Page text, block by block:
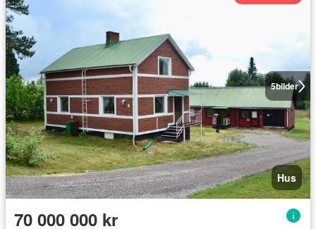
5bilder
Hus
70 000 000 kr